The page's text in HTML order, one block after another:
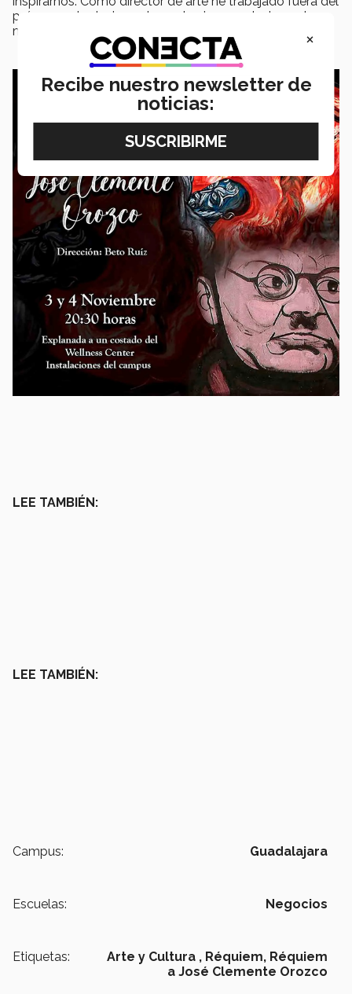
país y puedo decir que la gente siempre destaca el
muralismo del arte mexicano”, concluyó Ruiz.
LEE TAMBIÉN:
LEE TAMBIÉN:
Campus: Guadalajara
Escuelas: Negocios
Etiquetas: Arte y Cultura , Réquiem, Réquiem
a José Clemente Orozco
×
Recibe nuestro newsletter de
noticias: